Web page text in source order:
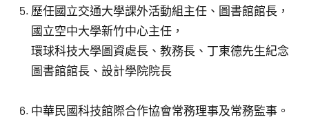
歷任國立交通大學課外活動組主任、圖書館館長，
國立空中大學新竹中心主任，
環球科技大學圖資處長、教務長、丁東德先生紀念
圖書館館長、設計學院院長
中華民國科技館際合作協會常務理事及常務監事。